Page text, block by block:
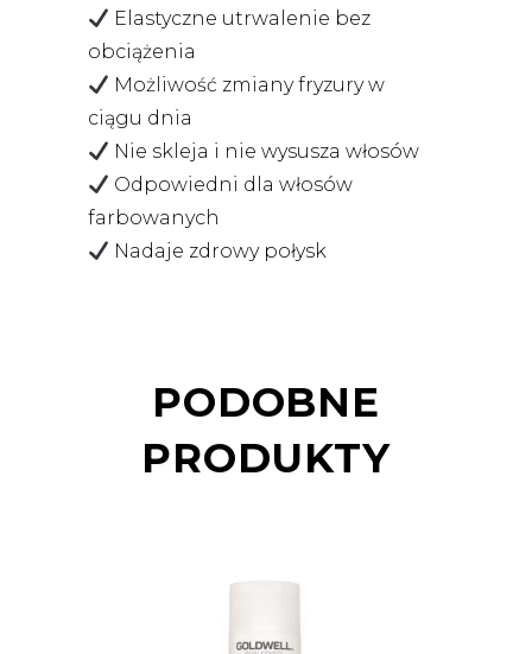
Elastyczne utrwalenie bez
obciążenia
Możliwość zmiany fryzury w
ciągu dnia
Nie skleja i nie wysusza włosów
Odpowiedni dla włosów
farbowanych
Nadaje zdrowy połysk
PODOBNE
PRODUKTY